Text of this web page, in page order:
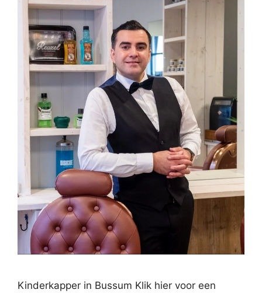
Kinderkapper in Bussum Klik hier voor een